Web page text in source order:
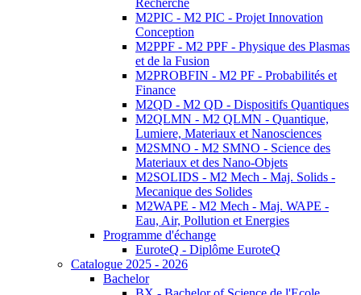
Recherche
M2PIC - M2 PIC - Projet Innovation
Conception
M2PPF - M2 PPF - Physique des Plasmas
et de la Fusion
M2PROBFIN - M2 PF - Probabilités et
Finance
M2QD - M2 QD - Dispositifs Quantiques
M2QLMN - M2 QLMN - Quantique,
Lumiere, Materiaux et Nanosciences
M2SMNO - M2 SMNO - Science des
Materiaux et des Nano-Objets
M2SOLIDS - M2 Mech - Maj. Solids -
Mecanique des Solides
M2WAPE - M2 Mech - Maj. WAPE -
Eau, Air, Pollution et Energies
Programme d'échange
EuroteQ - Diplôme EuroteQ
Catalogue 2025 - 2026
Bachelor